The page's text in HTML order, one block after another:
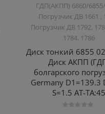
ГДП(АКПП) 6860/
Погрузчик ДВ 1661 ,
Погрузчик ДВ 1792,
1784, 1786
Диск тонкий 6855
Диск АКПП
болгарского
Germany D1=139.3
S=1.5 AT-TA:45